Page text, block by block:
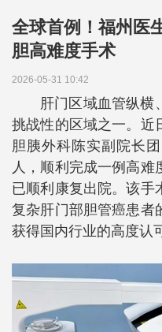
全球首例！福州医
胆高难度手术
2026-05-31 10:42
肝门区域血管纵横
挑战性的区域之一。近
胆胰外科陈实副院长
人，顺利完成一例高难
已顺利康复出院。该手
复杂肝门部胆管癌患者
获得国内行业的高度认